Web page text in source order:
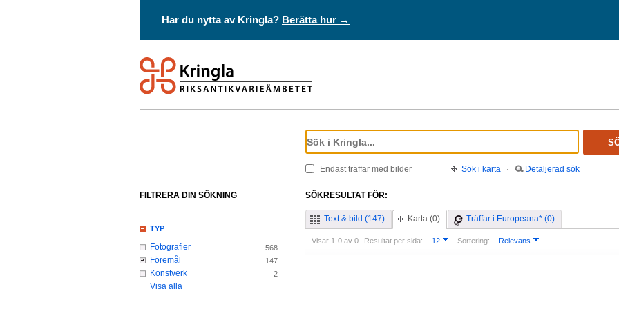
Har du nytta av Kringla? Berätta hur →
Endast träffar med bilder Sök i karta · Detaljerad sök
SÖKRESULTAT FÖR:
Text & bild (147) Karta (0) Träffar i Europeana* (0)
Visar 1-0 av 0 Resultat per sida: 12 Sortering: Relevans
FILTRERA DIN SÖKNING
TYP
Fotografier 568
Föremål 147
Konstverk 2
Visa alla